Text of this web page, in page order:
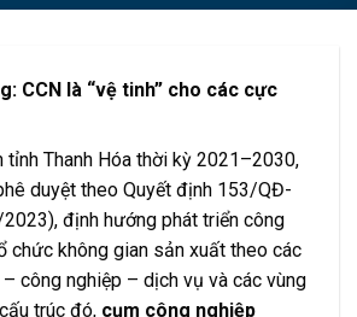
CCN là “vệ tinh” cho các cực
tỉnh Thanh Hóa thời kỳ 2021–2030,
duyệt theo Quyết định 153/QĐ-
định hướng phát triển công
chức không gian sản xuất theo các
công nghiệp – dịch vụ và các vùng
trúc đó, cụm công nghiệp